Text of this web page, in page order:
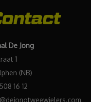
De Jong
1
(NB)
16 12